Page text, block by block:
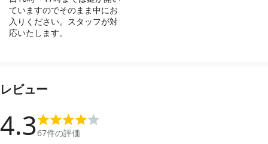
ていますのでそのまま中にお
入りください。スタッフが対
応いたします。
レビュー
4.367件の評価